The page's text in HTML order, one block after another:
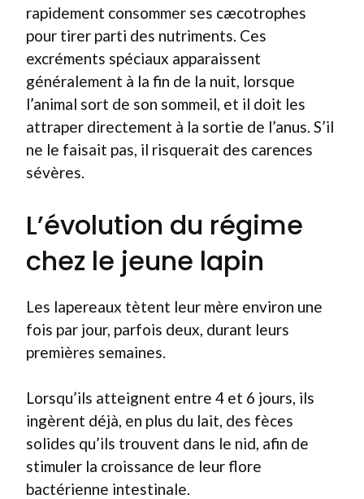
rapidement consommer ses cæcotrophes
pour tirer parti des nutriments. Ces
excréments spéciaux apparaissent
généralement à la fin de la nuit, lorsque
l’animal sort de son sommeil, et il doit les
attraper directement à la sortie de l’anus. S’il
ne le faisait pas, il risquerait des carences
sévères.
L’évolution du régime
chez le jeune lapin
Les lapereaux tètent leur mère environ une
fois par jour, parfois deux, durant leurs
premières semaines.
Lorsqu’ils atteignent entre 4 et 6 jours, ils
ingèrent déjà, en plus du lait, des fèces
solides qu’ils trouvent dans le nid, afin de
stimuler la croissance de leur flore
bactérienne intestinale.